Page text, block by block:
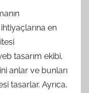
en
tasarım ekibi,
anlar ve bunları
tasarlar. Ayrıca,